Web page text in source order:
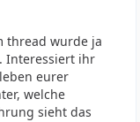
thread wurde ja
Interessiert ihr
eurer
welche
sieht das